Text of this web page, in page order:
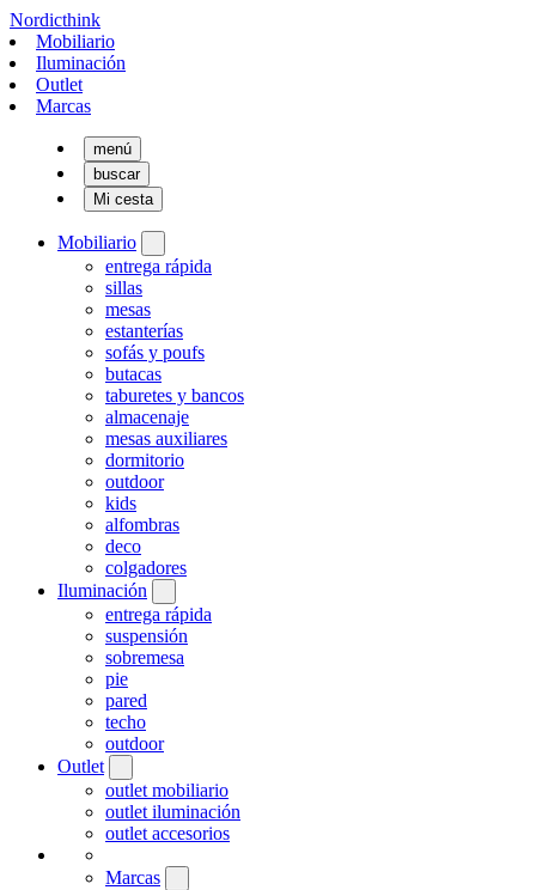
Nordicthink
Mobiliario
Iluminación
Outlet
Marcas
menú
buscar
Mi cesta
Mobiliario
entrega rápida
sillas
mesas
estanterías
sofás y poufs
butacas
taburetes y bancos
almacenaje
mesas auxiliares
dormitorio
outdoor
kids
alfombras
deco
colgadores
Iluminación
entrega rápida
suspensión
sobremesa
pie
pared
techo
outdoor
Outlet
outlet mobiliario
outlet iluminación
outlet accesorios
Marcas